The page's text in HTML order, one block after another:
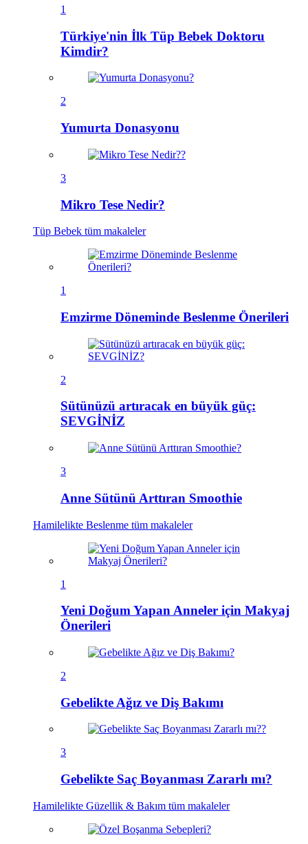
1
Türkiye'nin İlk Tüp Bebek Doktoru
Kimdir?
2
Yumurta Donasyonu
3
Mikro Tese Nedir?
Tüp Bebek tüm makaleler
1
Emzirme Döneminde Beslenme Önerileri
2
Sütünüzü artıracak en büyük güç:
SEVGİNİZ
3
Anne Sütünü Arttıran Smoothie
Hamilelikte Beslenme tüm makaleler
1
Yeni Doğum Yapan Anneler için Makyaj
Önerileri
2
Gebelikte Ağız ve Diş Bakımı
3
Gebelikte Saç Boyanması Zararlı mı?
Hamilelikte Güzellik & Bakım tüm makaleler